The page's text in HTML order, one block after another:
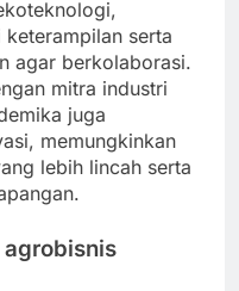
serta
agar berkolaborasi.
mitra industri
juga
memungkinkan
lebih lincah serta